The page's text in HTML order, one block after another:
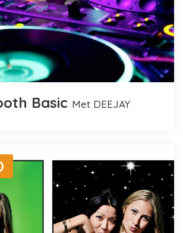
Basic met DEEJAY